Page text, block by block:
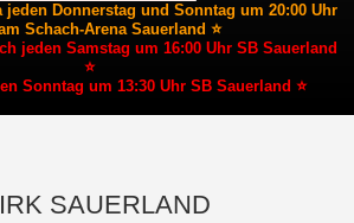
jeden Donnerstag und Sonntag um 20:00 Uhr
Schach-Arena Sauerland ⭐
jeden Samstag um 16:00 Uhr SB Sauerland
⭐
Sonntag um 13:30 Uhr SB Sauerland ⭐
SAUERLAND